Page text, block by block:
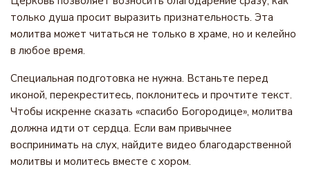
только душа просит выразить признательность. Эта
молитва может читаться не только в храме, но и келейно
в любое время.
Специальная подготовка не нужна. Встаньте перед
иконой, перекреститесь, поклонитесь и прочтите текст.
Чтобы искренне сказать «спасибо Богородице», молитва
должна идти от сердца. Если вам привычнее
воспринимать на слух, найдите видео благодарственной
молитвы и молитесь вместе с хором.